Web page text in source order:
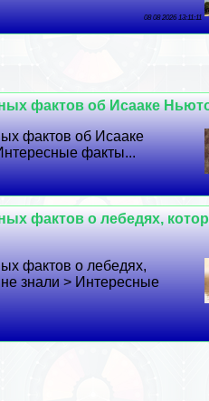
08 08 2026 13:11:11
фактов об Исааке
фактов об Исааке
факты...
фактов о лебедях,
фактов о лебедях,
знали > Интересные